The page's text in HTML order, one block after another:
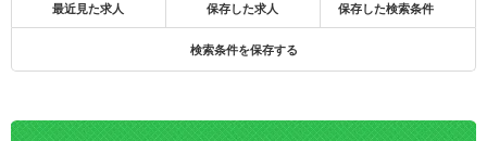
最近見た求人 保存した求人 保存した検索条件
検索条件を保存する